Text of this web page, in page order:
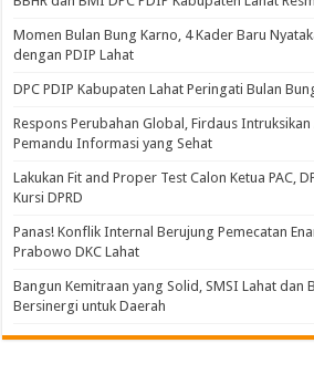
Momen Bulan Bung Karno, 4 Kader Baru
dengan PDIP Lahat
DPC PDIP Kabupaten Lahat Peringati Bulan
Respons Perubahan Global, Firdaus
Pemandu Informasi yang Sehat
Lakukan Fit and Proper Test Calon Ketua PAC,
Kursi DPRD
Panas! Konflik Internal Berujung Pemecatan
Prabowo DKC Lahat
Bangun Kemitraan yang Solid, SMSI Lahat dan
Bersinergi untuk Daerah